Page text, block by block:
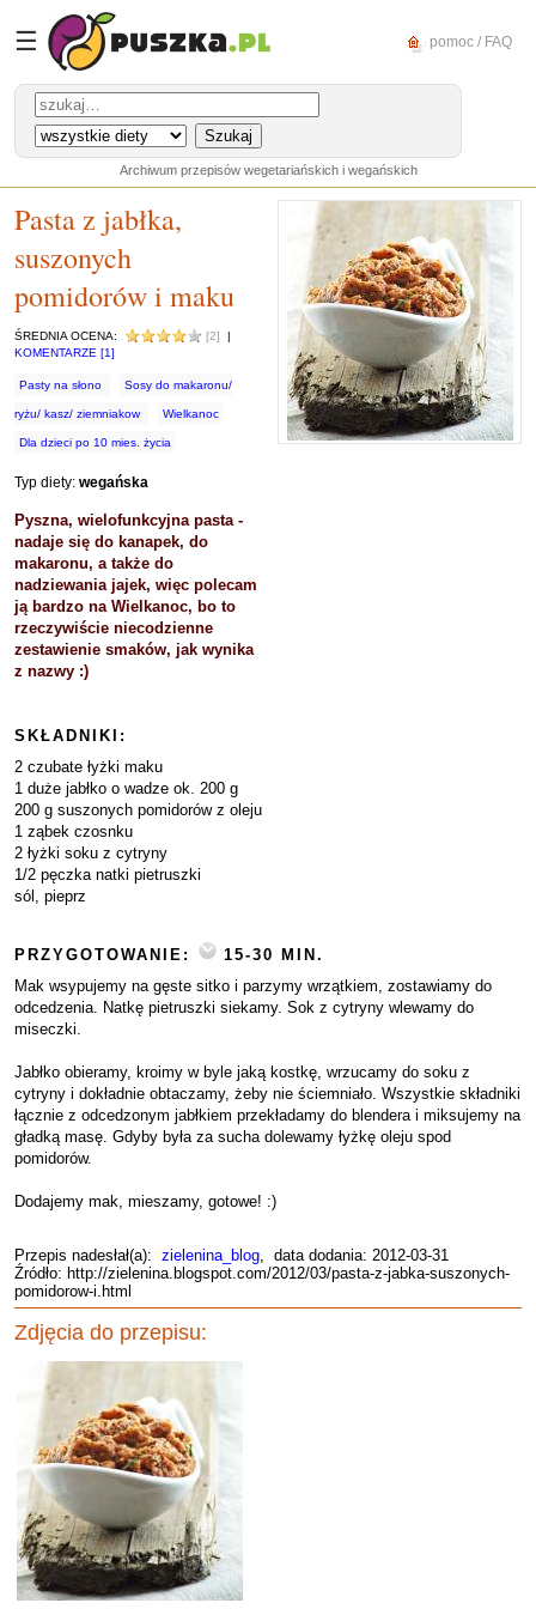
☰ pomoc / FAQ
Archiwum przepisów wegetariańskich i wegańskich
Pasta z jabłka,
suszonych
pomidorów i maku
ŚREDNIA OCENA: [2]
|
KOMENTARZE [1]
Pasty na słono Sosy do makaronu/
ryżu/ kasz/ ziemniakow Wielkanoc
Dla dzieci po 10 mies. życia
Typ diety: wegańska
Pyszna, wielofunkcyjna pasta -
nadaje się do kanapek, do
makaronu, a także do
nadziewania jajek, więc polecam
ją bardzo na Wielkanoc, bo to
rzeczywiście niecodzienne
zestawienie smaków, jak wynika
z nazwy :)
SKŁADNIKI:
2 czubate łyżki maku
1 duże jabłko o wadze ok. 200 g
200 g suszonych pomidorów z oleju
1 ząbek czosnku
2 łyżki soku z cytryny
1/2 pęczka natki pietruszki
sól, pieprz
PRZYGOTOWANIE:
15-30 MIN.
Mak wsypujemy na gęste sitko i parzymy wrzątkiem, zostawiamy do
odcedzenia. Natkę pietruszki siekamy. Sok z cytryny wlewamy do
miseczki.
Jabłko obieramy, kroimy w byle jaką kostkę, wrzucamy do soku z
cytryny i dokładnie obtaczamy, żeby nie ściemniało. Wszystkie składniki
łącznie z odcedzonym jabłkiem przekładamy do blendera i miksujemy na
gładką masę. Gdyby była za sucha dolewamy łyżkę oleju spod
pomidorów.
Dodajemy mak, mieszamy, gotowe! :)
Przepis nadesłał(a): zielenina_blog, data dodania: 2012-03-31
Źródło: http://zielenina.blogspot.com/2012/03/pasta-z-jabka-suszonych-
pomidorow-i.html
Zdjęcia do przepisu: